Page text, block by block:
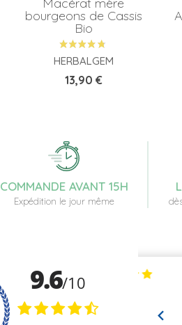
bourgeons de Cassis
Bio
HERBALGEM
Prix
13,90 €
COMMANDE AVANT 15H
Expédition le jour même